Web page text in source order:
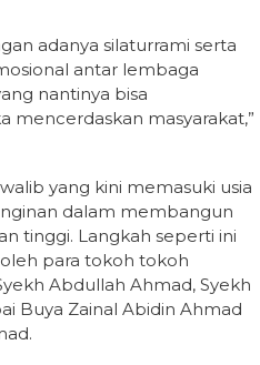
adanya silaturrami serta
antar lembaga
nantinya bisa
mencerdaskan masyarakat,”
yang kini memasuki usia
dalam membangun
tinggi. Langkah seperti ini
para tokoh tokoh
Abdullah Ahmad, Syekh
Buya Zainal Abidin Ahmad